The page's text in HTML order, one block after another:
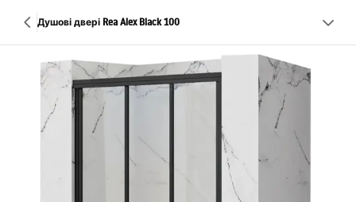
Душові двері Rea Alex Black 100